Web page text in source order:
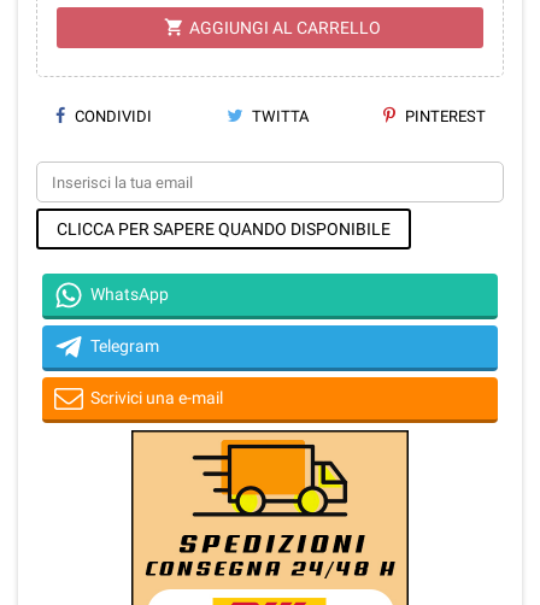
shopping_cart AGGIUNGI AL CARRELLO
CONDIVIDI TWITTA PINTEREST
CLICCA PER SAPERE QUANDO DISPONIBILE
WhatsApp
Telegram
Scrivici una e-mail